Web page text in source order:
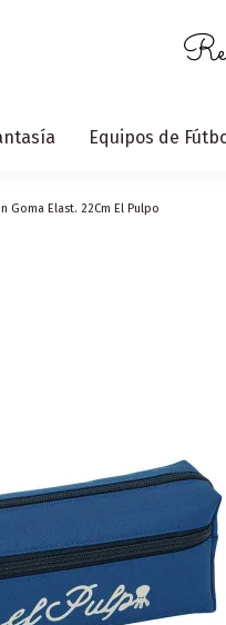
Equipos de
Elast. 22Cm El Pulpo